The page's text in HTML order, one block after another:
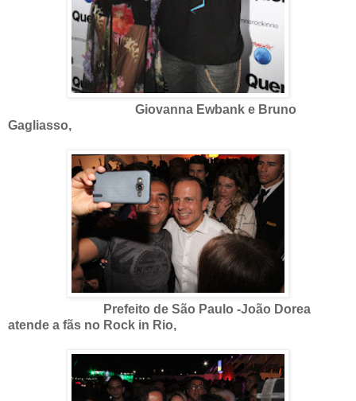
Giovanna Ewbank e Bruno
Gagliasso,
Prefeito de São Paulo -João Dorea
atende a fãs no Rock in Rio,